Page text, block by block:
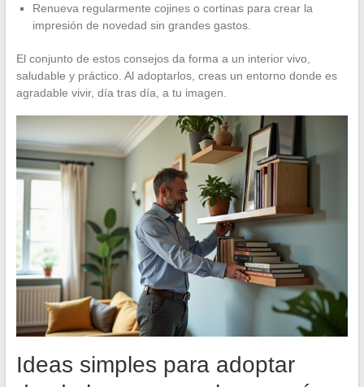
Renueva regularmente cojines o cortinas para crear la
impresión de novedad sin grandes gastos.
El conjunto de estos consejos da forma a un interior vivo,
saludable y práctico. Al adoptarlos, creas un entorno donde es
agradable vivir, día tras día, a tu imagen.
Ideas simples para adoptar